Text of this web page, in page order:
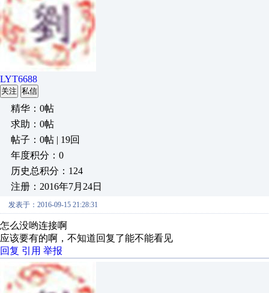
LYT6688
关注 私信
精华：0帖
求助：0帖
帖子：0帖 | 19回
年度积分：0
历史总积分：124
注册：2016年7月24日
发表于：2016-09-15 21:28:31
怎么没哟连接啊
应该要有的啊，不知道回复了能不能看见
回复 引用 举报